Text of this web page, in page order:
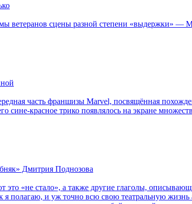
сцены разной степени «выдержки» —
часть франшизы Marvel, посвящённая
красное трико появлялось на экране
Дмитрия Поднозова
это «не стало», а также другие глаголы,
полагаю, и уж точно всю свою театральную